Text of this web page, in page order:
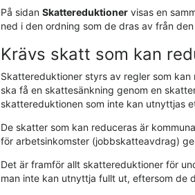
På sidan Skattereduktioner visas en
ned i den ordning som de dras av från
Krävs skatt som kan
Skattereduktioner styrs av regler som
ska få en skattesänkning genom en
skattereduktionen som inte kan utnyttjas
De skatter som kan reduceras är
för arbetsinkomster (jobbskatteavdrag)
Det är framför allt skattereduktioner för
man inte kan utnyttja fullt ut, eftersom de